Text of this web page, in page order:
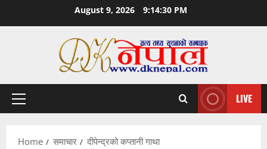
August 9, 2026 9:14:31 PM
Primary
LIVE
Home समाचार दीपेन्द्रको कप्तानी गाथा